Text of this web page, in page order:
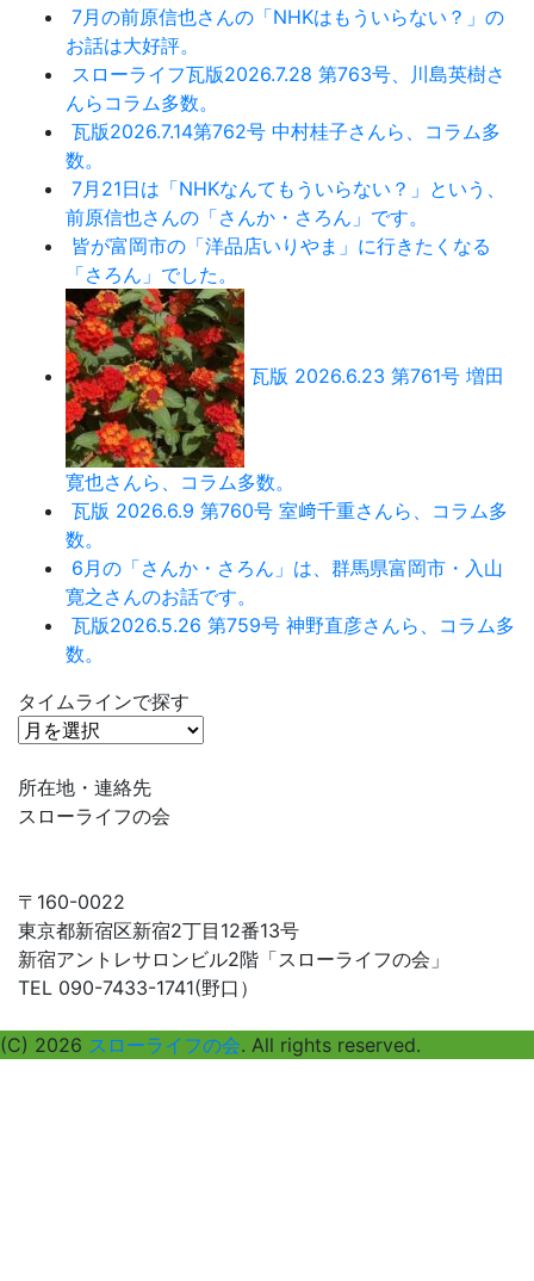
7月の前原信也さんの「NHKはもういらない？」の
お話は大好評。
スローライフ瓦版2026.7.28 第763号、川島英樹さ
んらコラム多数。
瓦版2026.7.14第762号 中村桂子さんら、コラム多
数。
7月21日は「NHKなんてもういらない？」という、
前原信也さんの「さんか・さろん」です。
皆が富岡市の「洋品店いりやま」に行きたくなる
「さろん」でした。
瓦版 2026.6.23 第761号 増田
寛也さんら、コラム多数。
瓦版 2026.6.9 第760号 室﨑千重さんら、コラム多
数。
6月の「さんか・さろん」は、群馬県富岡市・入山
寛之さんのお話です。
瓦版2026.5.26 第759号 神野直彦さんら、コラム多
数。
タイムラインで探す
タ
ム
ラ
で
探
す
所在地・連絡先
スローライフの会
〒160-0022
東京都新宿区新宿2丁目12番13号
新宿アントレサロンビル2階「スローライフの会」
TEL 090-7433-1741(野口）
(C) 2026 スローライフの会. All rights reserved.